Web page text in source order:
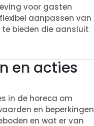
voor gasten
aanpassen van
te bieden die aansluit
en acties
in de horeca om
en beperkingen
en wat er van